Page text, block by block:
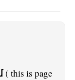
( this is page